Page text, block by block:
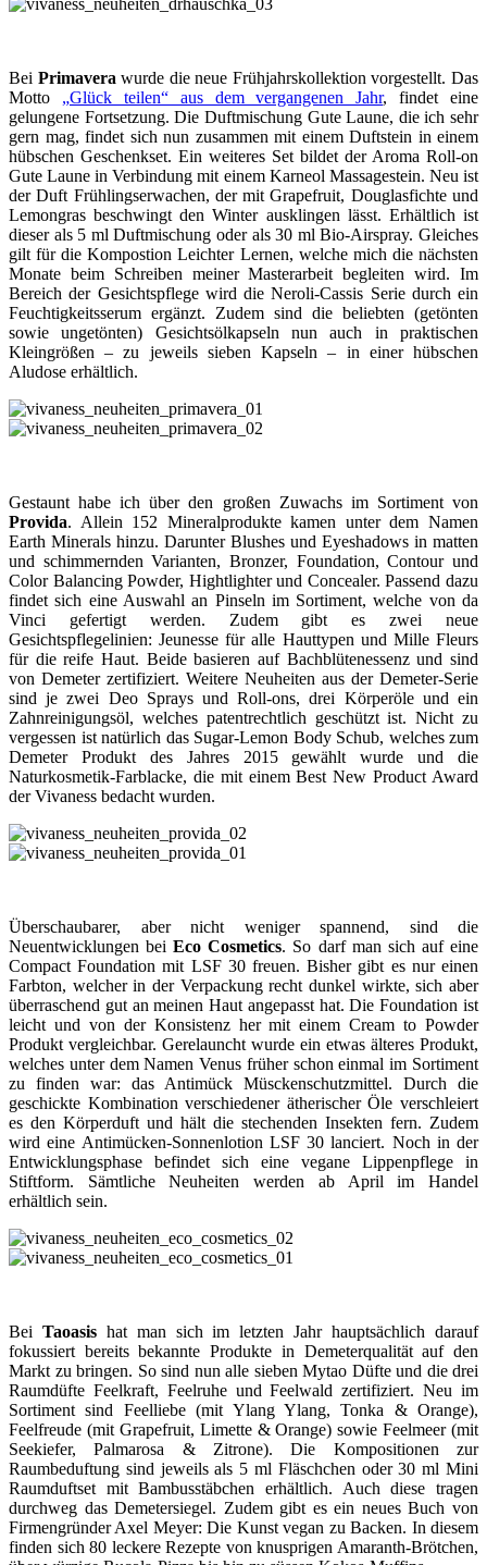
Bei Primaverawurde die neue Frühjahrskollektion vorgestellt. Das
Motto „Glück teilen“ aus dem vergangenen Jahr, findet eine
gelungene Fortsetzung. Die Duftmischung Gute Laune, die ich sehr
gern mag, findet sich nun zusammen mit einem Duftstein in einem
hübschen Geschenkset. Ein weiteres Set bildet der Aroma Roll-on
Gute Laune in Verbindung mit einem Karneol Massagestein. Neu ist
der Duft Frühlingserwachen, der mit Grapefruit, Douglasfichte und
Lemongras beschwingt den Winter ausklingen lässt. Erhältlich ist
dieser als 5 ml Duftmischung oder als 30 ml Bio-Airspray. Gleiches
gilt für die Kompostion Leichter Lernen, welche mich die nächsten
Monate beim Schreiben meiner Masterarbeit begleiten wird. Im
Bereich der Gesichtspflege wird die Neroli-Cassis Serie durch ein
Feuchtigkeitsserum ergänzt. Zudem sind die beliebten (getönten
sowie ungetönten) Gesichtsölkapseln nun auch in praktischen
Kleingrößen – zu jeweils sieben Kapseln – in einer hübschen
Aludose erhältlich.
Gestaunt habe ich über den großen Zuwachs im Sortiment von
Provida. Allein 152 Mineralprodukte kamen unter dem Namen
Earth Minerals hinzu. Darunter Blushes und Eyeshadows in matten
und schimmernden Varianten, Bronzer, Foundation, Contour und
Color Balancing Powder, Hightlighter und Concealer. Passend dazu
findet sich eine Auswahl an Pinseln im Sortiment, welche von da
Vinci gefertigt werden. Zudem gibt es zwei neue
Gesichtspflegelinien: Jeunesse für alle Hauttypen und Mille Fleurs
für die reife Haut. Beide basieren auf Bachblütenessenz und sind
von Demeter zertifiziert. Weitere Neuheiten aus der Demeter-Serie
sind je zwei Deo Sprays und Roll-ons, drei Körperöle und ein
Zahnreinigungsöl, welches patentrechtlich geschützt ist. Nicht zu
vergessen ist natürlich das Sugar-Lemon Body Schub, welches zum
Demeter Produkt des Jahres 2015 gewählt wurde und die
Naturkosmetik-Farblacke, die mit einem Best New Product Award
der Vivaness bedacht wurden.
Überschaubarer, aber nicht weniger spannend, sind die
Neuentwicklungen beiEco Cosmetics. So darf man sich auf eine
Compact Foundation mit LSF 30 freuen. Bisher gibt es nur einen
Farbton, welcher in der Verpackung recht dunkel wirkte, sich aber
überraschend gut an meinen Haut angepasst hat. Die Foundation ist
leicht und von der Konsistenz her mit einem Cream to Powder
Produkt vergleichbar. Gerelauncht wurde ein etwas älteres Produkt,
welches unter dem Namen Venus früher schon einmal im Sortiment
zu finden war: das Antimück Müsckenschutzmittel. Durch die
geschickte Kombination verschiedener ätherischer Öle verschleiert
es den Körperduft und hält die stechenden Insekten fern. Zudem
wird eine Antimücken-Sonnenlotion LSF 30 lanciert. Noch in der
Entwicklungsphase befindet sich eine vegane Lippenpflege in
Stiftform. Sämtliche Neuheiten werden ab April im Handel
erhältlich sein.
Bei Taoasishat man sich im letzten Jahr hauptsächlich darauf
fokussiert bereits bekannte Produkte in Demeterqualität auf den
Markt zu bringen. So sind nun alle sieben Mytao Düfte und die drei
Raumdüfte Feelkraft, Feelruhe und Feelwald zertifiziert. Neu im
Sortiment sind Feelliebe (mit Ylang Ylang, Tonka & Orange),
Feelfreude (mit Grapefruit, Limette & Orange) sowie Feelmeer (mit
Seekiefer, Palmarosa & Zitrone). Die Kompositionen zur
Raumbeduftung sind jeweils als 5 ml Fläschchen oder 30 ml Mini
Raumduftset mit Bambusstäbchen erhältlich. Auch diese tragen
durchweg das Demetersiegel. Zudem gibt es ein neues Buch von
Firmengründer Axel Meyer: Die Kunst vegan zu Backen. In diesem
finden sich 80 leckere Rezepte von knusprigen Amaranth-Brötchen,